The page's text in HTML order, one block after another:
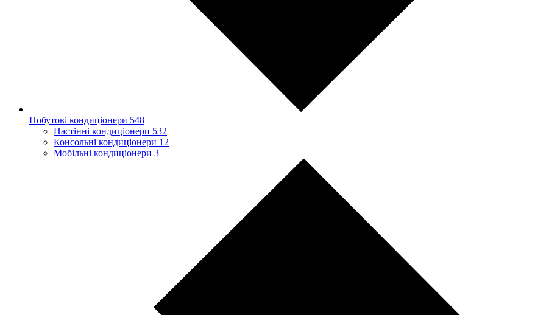
Побутові кондиціонери 548
Настінні кондиціонери 532
Консольні кондиціонери 12
Мобільні кондиціонери 3